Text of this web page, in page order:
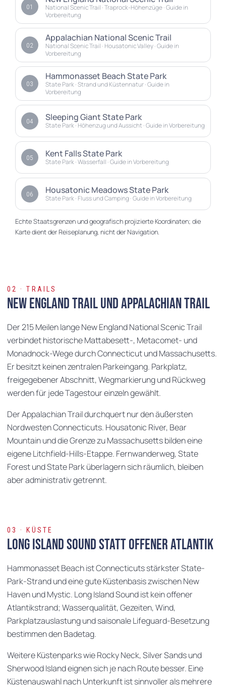
01
National Scenic Trail · Traprock-Höhenzüge · Guide in
Vorbereitung
02
Appalachian National Scenic Trail
National Scenic Trail · Housatonic Valley · Guide in
Vorbereitung
03
Hammonasset Beach State Park
State Park · Strand und Küstennatur · Guide in
Vorbereitung
04 Sleeping Giant State Park
State Park · Höhenzug und Aussicht · Guide in Vorbereitung
05 Kent Falls State Park
State Park · Wasserfall · Guide in Vorbereitung
06 Housatonic Meadows State Park
State Park · Fluss und Camping · Guide in Vorbereitung
Echte Staatsgrenzen und geografisch projizierte Koordinaten; die
Karte dient der Reiseplanung, nicht der Navigation.
02 · TRAILS
New England Trail und Appalachian Trail
Der 215 Meilen lange New England National Scenic Trail
verbindet historische Mattabesett-, Metacomet- und
Monadnock-Wege durch Connecticut und Massachusetts.
Er besitzt keinen zentralen Parkeingang. Parkplatz,
freigegebener Abschnitt, Wegmarkierung und Rückweg
werden für jede Tagestour einzeln gewählt.
Der Appalachian Trail durchquert nur den äußersten
Nordwesten Connecticuts. Housatonic River, Bear
Mountain und die Grenze zu Massachusetts bilden eine
eigene Litchfield-Hills-Etappe. Fernwanderweg, State
Forest und State Park überlagern sich räumlich, bleiben
aber administrativ getrennt.
03 · KÜSTE
Long Island Sound statt offener Atlantik
Hammonasset Beach ist Connecticuts stärkster State-
Park-Strand und eine gute Küstenbasis zwischen New
Haven und Mystic. Long Island Sound ist kein offener
Atlantikstrand; Wasserqualität, Gezeiten, Wind,
Parkplatzauslastung und saisonale Lifeguard-Besetzung
bestimmen den Badetag.
Weitere Küstenparks wie Rocky Neck, Silver Sands und
Sherwood Island eignen sich je nach Route besser. Eine
Küstenauswahl nach Unterkunft ist sinnvoller als mehrere